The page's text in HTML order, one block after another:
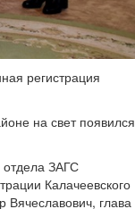
регистрация
на свет появился
отдела ЗАГС
Калачеевского
Вячеславович, глава